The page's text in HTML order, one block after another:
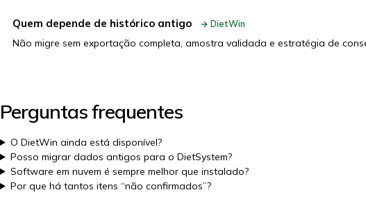
Quem depende de histórico antigo → DietWin
Não migre sem exportação completa, amostra validada e estratégia de
Perguntas frequentes
O DietWin ainda está disponível?
Posso migrar dados antigos para o DietSystem?
Software em nuvem é sempre melhor que instalado?
Por que há tantos itens “não confirmados”?